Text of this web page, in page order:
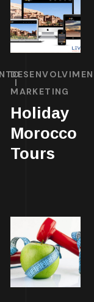
MARKETING
Holiday
Morocco
Tours